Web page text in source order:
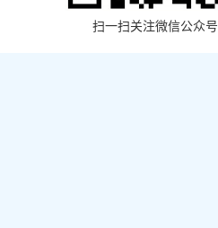
扫一扫关注微信公众号